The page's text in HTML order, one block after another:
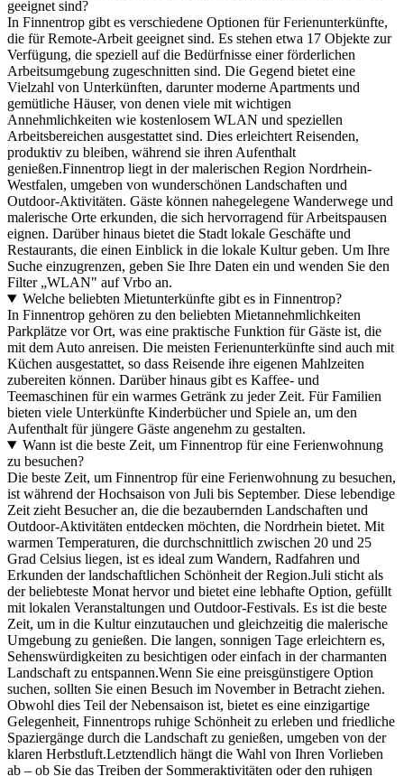
geeignet sind?
In Finnentrop gibt es verschiedene Optionen für Ferienunterkünfte,
die für Remote-Arbeit geeignet sind. Es stehen etwa 17 Objekte zur
Verfügung, die speziell auf die Bedürfnisse einer förderlichen
Arbeitsumgebung zugeschnitten sind. Die Gegend bietet eine
Vielzahl von Unterkünften, darunter moderne Apartments und
gemütliche Häuser, von denen viele mit wichtigen
Annehmlichkeiten wie kostenlosem WLAN und speziellen
Arbeitsbereichen ausgestattet sind. Dies erleichtert Reisenden,
produktiv zu bleiben, während sie ihren Aufenthalt
genießen.Finnentrop liegt in der malerischen Region Nordrhein-
Westfalen, umgeben von wunderschönen Landschaften und
Outdoor-Aktivitäten. Gäste können nahegelegene Wanderwege und
malerische Orte erkunden, die sich hervorragend für Arbeitspausen
eignen. Darüber hinaus bietet die Stadt lokale Geschäfte und
Restaurants, die einen Einblick in die lokale Kultur geben. Um Ihre
Suche einzugrenzen, geben Sie Ihre Daten ein und wenden Sie den
Filter „WLAN" auf Vrbo an.
Welche beliebten Mietunterkünfte gibt es in Finnentrop?
In Finnentrop gehören zu den beliebten Mietannehmlichkeiten
Parkplätze vor Ort, was eine praktische Funktion für Gäste ist, die
mit dem Auto anreisen. Die meisten Ferienunterkünfte sind auch mit
Küchen ausgestattet, so dass Reisende ihre eigenen Mahlzeiten
zubereiten können. Darüber hinaus gibt es Kaffee- und
Teemaschinen für ein warmes Getränk zu jeder Zeit. Für Familien
bieten viele Unterkünfte Kinderbücher und Spiele an, um den
Aufenthalt für jüngere Gäste angenehm zu gestalten.
Wann ist die beste Zeit, um Finnentrop für eine Ferienwohnung
zu besuchen?
Die beste Zeit, um Finnentrop für eine Ferienwohnung zu besuchen,
ist während der Hochsaison von Juli bis September. Diese lebendige
Zeit zieht Besucher an, die die bezaubernden Landschaften und
Outdoor-Aktivitäten entdecken möchten, die Nordrhein bietet. Mit
warmen Temperaturen, die durchschnittlich zwischen 20 und 25
Grad Celsius liegen, ist es ideal zum Wandern, Radfahren und
Erkunden der landschaftlichen Schönheit der Region.Juli sticht als
der beliebteste Monat hervor und bietet eine lebhafte Option, gefüllt
mit lokalen Veranstaltungen und Outdoor-Festivals. Es ist die beste
Zeit, um in die Kultur einzutauchen und gleichzeitig die malerische
Umgebung zu genießen. Die langen, sonnigen Tage erleichtern es,
Sehenswürdigkeiten zu besichtigen oder einfach in der charmanten
Landschaft zu entspannen.Wenn Sie eine preisgünstigere Option
suchen, sollten Sie einen Besuch im November in Betracht ziehen.
Obwohl dies Teil der Nebensaison ist, bietet es eine einzigartige
Gelegenheit, Finnentrops ruhige Schönheit zu erleben und friedliche
Spaziergänge durch die Landschaft zu genießen, umgeben von der
klaren Herbstluft.Letztendlich hängt die Wahl von Ihren Vorlieben
ab – ob Sie das Treiben der Sommeraktivitäten oder den ruhigen